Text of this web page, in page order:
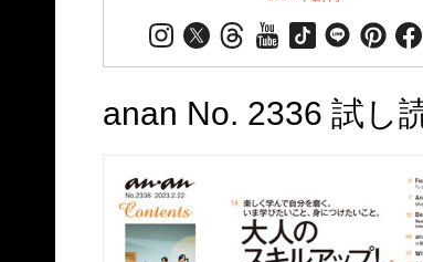
anan No. 2336 試し